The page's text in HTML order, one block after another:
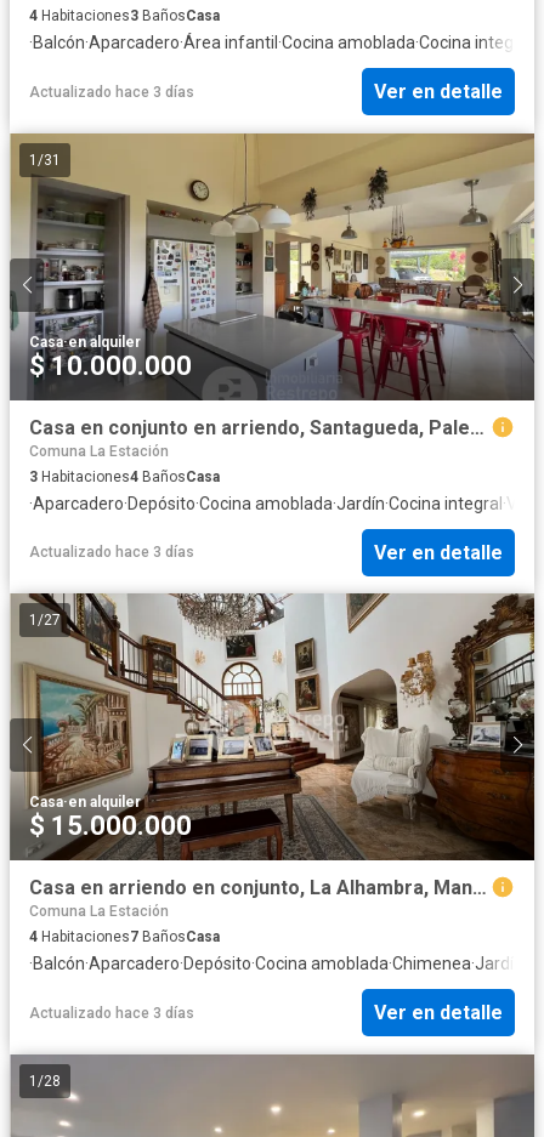
4 Habitaciones3 BañosCasa
·Balcón·Aparcadero·Área infantil ·Cocina amoblada·Cocina integral
Actualizado hace 3 días Ver en detalle
1 /31
Casa·en alquiler
$ 10.000.000
Casa en conjunto en arriendo, Santagueda, Palestina
Comuna La Estación
3 Habitaciones4 BañosCasa
·Aparcadero·Depósito·Cocina amoblada·Jardín·Cocina integral·
Actualizado hace 3 días Ver en detalle
1 /27
Casa·en alquiler
$ 15.000.000
Casa en arriendo en conjunto, La Alhambra, Manizales
Comuna La Estación
4 Habitaciones7 BañosCasa
·Balcón·Aparcadero·Depósito·Cocina amoblada·Chimenea·Jardín
Actualizado hace 3 días Ver en detalle
1 /28